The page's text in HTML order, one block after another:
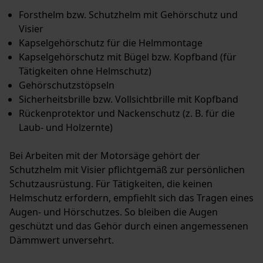
Forsthelm bzw. Schutzhelm mit Gehörschutz und
Visier
Kapselgehörschutz für die Helmmontage
Kapselgehörschutz mit Bügel bzw. Kopfband (für
Tätigkeiten ohne Helmschutz)
Gehörschutzstöpseln
Sicherheitsbrille bzw. Vollsichtbrille mit Kopfband
Rückenprotektor und Nackenschutz (z. B. für die
Laub- und Holzernte)
Bei Arbeiten mit der Motorsäge gehört der
Schutzhelm mit Visier pflichtgemäß zur persönlichen
Schutzausrüstung. Für Tätigkeiten, die keinen
Helmschutz erfordern, empfiehlt sich das Tragen eines
Augen- und Hörschutzes. So bleiben die Augen
geschützt und das Gehör durch einen angemessenen
Dämmwert unversehrt.
Statistik Cookies
Econda Analytics
Mouseflow Web Analytics Tool
Fact-Finder Tracking
Funktionale Cookies
Personalisierte Startseite